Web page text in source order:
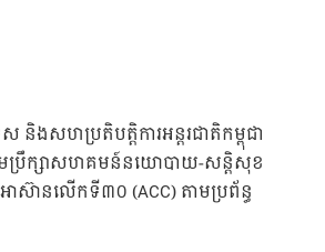
ស និងសហប្រតិបត្តិការអន្តរជាតិកម្ពុជា
ក្រុមប្រឹក្សាសហគមន៍នយោបាយ-សន្តិសុខ
ស៊ានលើកទី៣០ (ACC) តាមប្រព័ន្ធ